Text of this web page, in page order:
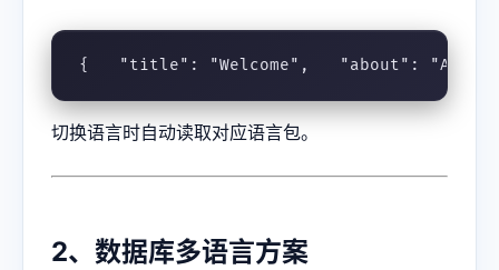
{   "title": "Welcome",   "about": "About
切换语言时自动读取对应语言包。
2、数据库多语言方案